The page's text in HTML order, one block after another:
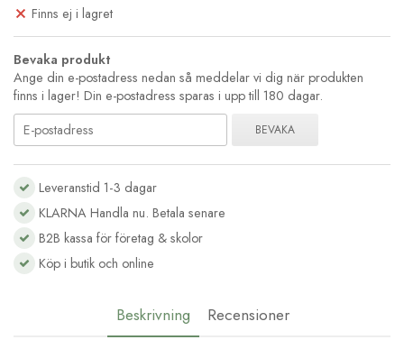
Finns ej i lagret
Bevaka produkt
Ange din e-postadress nedan så meddelar vi dig när produkten
finns i lager! Din e-postadress sparas i upp till 180 dagar.
BEVAKA
Leveranstid 1-3 dagar
KLARNA Handla nu. Betala senare
B2B kassa för företag & skolor
Köp i butik och online
Beskrivning Recensioner